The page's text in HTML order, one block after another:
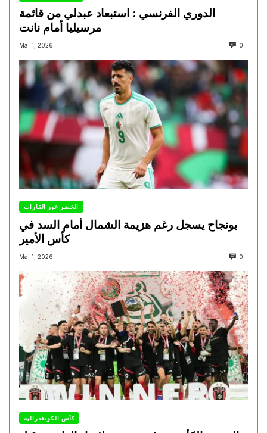
الدوري الفرنسي : استبعاد عبدلي من قائمة
مرسيليا أمام نانت
Mai 1, 2026 0
الخضر عبر القارات
بونجاح يسجل رغم هزيمة الشمال أمام السد في
كأس الأمير
Mai 1, 2026 0
كأس الكونفدرالية